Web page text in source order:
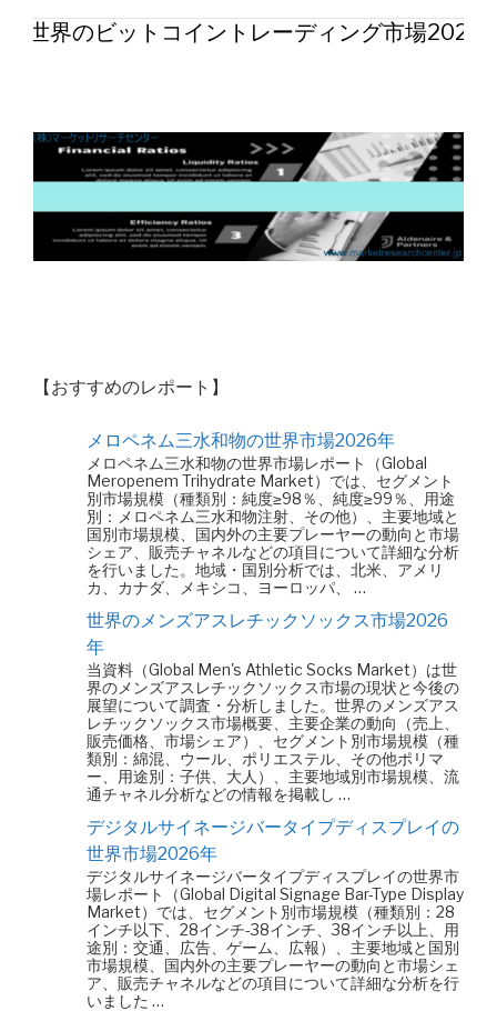
世界のビットコイントレーディング市場2026
【おすすめのレポート】
メロペネム三水和物の世界市場2026年
メロペネム三水和物の世界市場レポート（Global
Meropenem Trihydrate Market）では、セグメント
別市場規模（種類別：純度≥98％、純度≥99％、用途
別：メロペネム三水和物注射、その他）、主要地域と
国別市場規模、国内外の主要プレーヤーの動向と市場
シェア、販売チャネルなどの項目について詳細な分析
を行いました。地域・国別分析では、北米、アメリ
カ、カナダ、メキシコ、ヨーロッパ、 …
世界のメンズアスレチックソックス市場2026
年
当資料（Global Men's Athletic Socks Market）は世
界のメンズアスレチックソックス市場の現状と今後の
展望について調査・分析しました。世界のメンズアス
レチックソックス市場概要、主要企業の動向（売上、
販売価格、市場シェア）、セグメント別市場規模（種
類別：綿混、ウール、ポリエステル、その他ポリマ
ー、用途別：子供、大人）、主要地域別市場規模、流
通チャネル分析などの情報を掲載し …
デジタルサイネージバータイプディスプレイの
世界市場2026年
デジタルサイネージバータイプディスプレイの世界市
場レポート（Global Digital Signage Bar-Type Display
Market）では、セグメント別市場規模（種類別：28
インチ以下、28インチ-38インチ、38インチ以上、用
途別：交通、広告、ゲーム、広報）、主要地域と国別
市場規模、国内外の主要プレーヤーの動向と市場シェ
ア、販売チャネルなどの項目について詳細な分析を行
いました …